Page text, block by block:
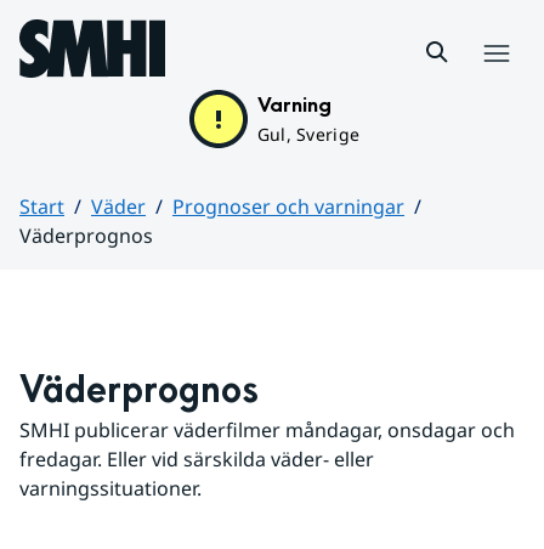
Hoppa till sidans innehåll
Varning
Gul, Sverige
Start Väder
Prognoser och varningar
Väderprognos
Väderprognos
SMHI publicerar väderfilmer måndagar, onsdagar och
fredagar. Eller vid särskilda väder- eller
varningssituationer.